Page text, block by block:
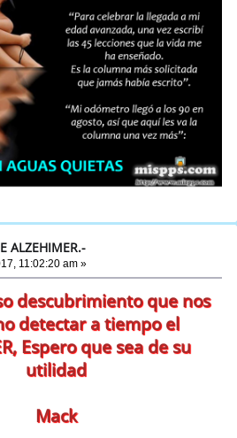
ALZEHIMER.-
11:02:20 am »
descubrimiento que nos
detectar a tiempo el
Espero que sea de su
utilidad
Mack